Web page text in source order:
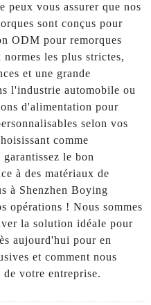
peux vous assurer que nos
sont conçus pour
ODM pour remorques
les plus strictes,
et une grande
l'industrie automobile ou
d'alimentation pour
selon vos
comme
le bon
à des matériaux de
à Shenzhen Boying
opérations ! Nous sommes
la solution idéale pour
aujourd'hui pour en
et comment nous
votre entreprise.